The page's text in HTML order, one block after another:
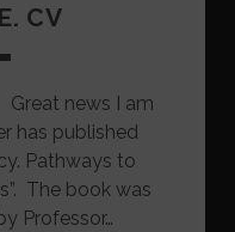
CV
news I am
has published
Pathways to
The book was
Professor…